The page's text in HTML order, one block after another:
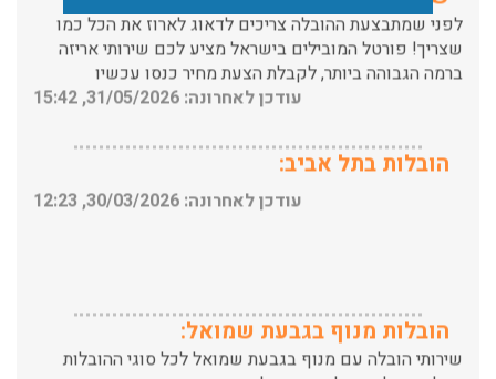
ברמה הגבוהה ביותר, לקבלת הצעת מחיר כנסו עכשיו
עודכן לאחרונה: 31/05/2026, 15:42
הובלות בתל אביב:
עודכן לאחרונה: 30/03/2026, 12:23
החל מהובלת תכולת דירה שלמה עם מנוף ועד פריט בודד.
עודכן לאחרונה: 24/02/2026, 10:42